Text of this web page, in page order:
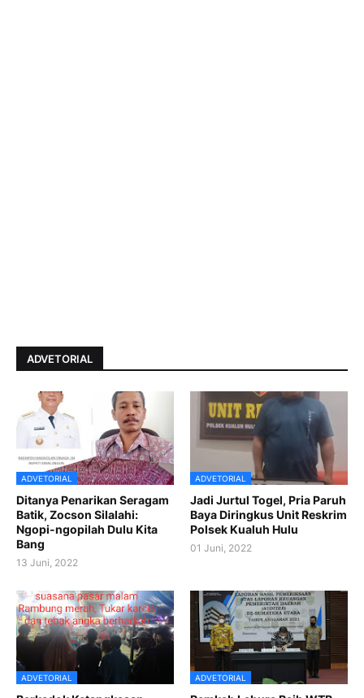
ADVETORIAL
ADVETORIAL
Ditanya Penarikan Seragam
Batik, Zocson Silalahi:
Ngopi-ngopilah Dulu Kita
Bang
13 Juni, 2022
ADVETORIAL
Jadi Jurtul Togel, Pria Paruh
Baya Diringkus Unit Reskrim
Polsek Kualuh Hulu
01 Juni, 2022
ADVETORIAL ADVETORIAL